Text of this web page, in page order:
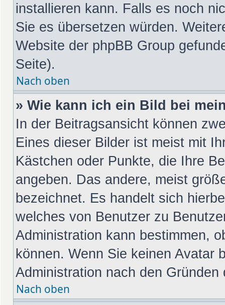
installieren kann. Falls es noch
Sie es übersetzen würden.
Website der phpBB Group
Seite).
Nach oben
» Wie kann ich ein Bild bei
In der Beitragsansicht können
Eines dieser Bilder ist meist mit
Kästchen oder Punkte, die Ihre
angeben. Das andere, meist
bezeichnet. Es handelt sich
welches von Benutzer zu
Administration kann bestimmen,
können. Wenn Sie keinen Avatar
Administration nach den Gründen
Nach oben